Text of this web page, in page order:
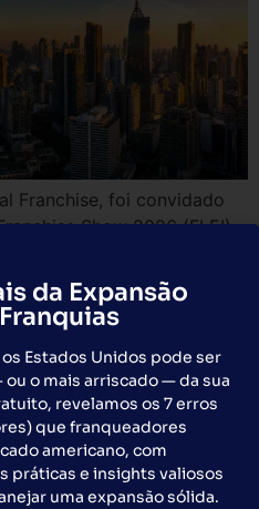
Franchise, foi convidado
Show 2026 (FLEI),
Sudeste Asiático. Brasil
ao evento em
em Singapura.
maior
de
a ABF
da Expansão
Estados Unidos pode ser
o mais arriscado — da sua
revelamos os 7 erros
que franqueadores
americano, com
práticas e insights valiosos
uma expansão sólida.